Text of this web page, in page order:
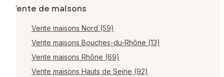
Vente de maisons
Vente maisons Nord (59)
Vente maisons Bouches-du-Rhône (13)
Vente maisons Rhône (69)
Vente maisons Hauts de Seine (92)